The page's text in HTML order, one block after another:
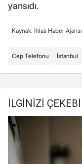
yansıdı.
Kaynak: İhlas Haber Ajansı
Cep Telefonu İstanbul